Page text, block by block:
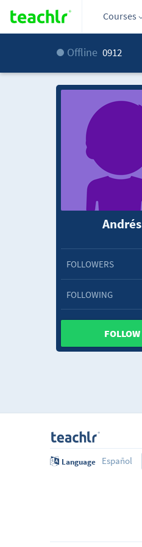
Courses
Offline 0912
Andrés
FOLLOWERS
FOLLOWING
FOLLOW
Language Español